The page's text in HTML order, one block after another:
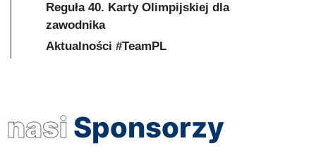
Reguła 40. Karty Olimpijskiej dla
zawodnika
Aktualności #TeamPL
nasi Sponsorzy